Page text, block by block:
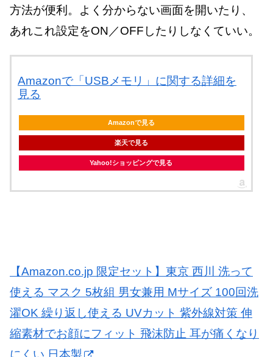
方法が便利。よく分からない画面を開いたり、
あれこれ設定をON／OFFしたりしなくていい。
Amazonで「USBメモリ」に関する詳細を
見る
Amazonで見る
楽天で見る
Yahoo!ショッピングで見る
【Amazon.co.jp 限定セット】東京 西川 洗って
使える マスク 5枚組 男女兼用 Mサイズ 100回洗
濯OK 繰り返し使える UVカット 紫外線対策 伸
縮素材でお顔にフィット 飛沫防止 耳が痛くなり
にくい 日本製